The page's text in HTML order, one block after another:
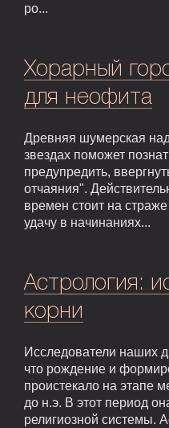
ро...
Хорарный
для неофита
Древняя шумерская
звездах поможет
предупредить,
отчаяния".
времен стоит на
удачу в начинаниях...
Астрология:
корни
Исследователи наших
что рождение и
проистекало на этапе
до н.э. В этот период
религиозной системы.